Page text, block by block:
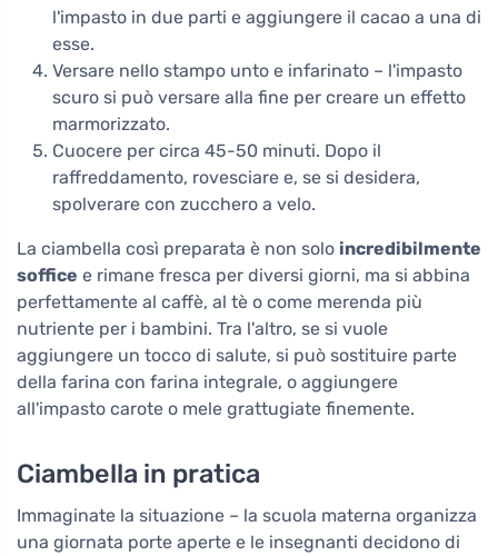
l'impasto in due parti e aggiungere il cacao a una di
esse.
Versare nello stampo unto e infarinato – l'impasto
scuro si può versare alla fine per creare un effetto
marmorizzato.
Cuocere per circa 45-50 minuti. Dopo il
raffreddamento, rovesciare e, se si desidera,
spolverare con zucchero a velo.
La ciambella così preparata è non solo incredibilmente
soffice e rimane fresca per diversi giorni, ma si abbina
perfettamente al caffè, al tè o come merenda più
nutriente per i bambini. Tra l'altro, se si vuole
aggiungere un tocco di salute, si può sostituire parte
della farina con farina integrale, o aggiungere
all'impasto carote o mele grattugiate finemente.
Ciambella in pratica
Immaginate la situazione – la scuola materna organizza
una giornata porte aperte e le insegnanti decidono di